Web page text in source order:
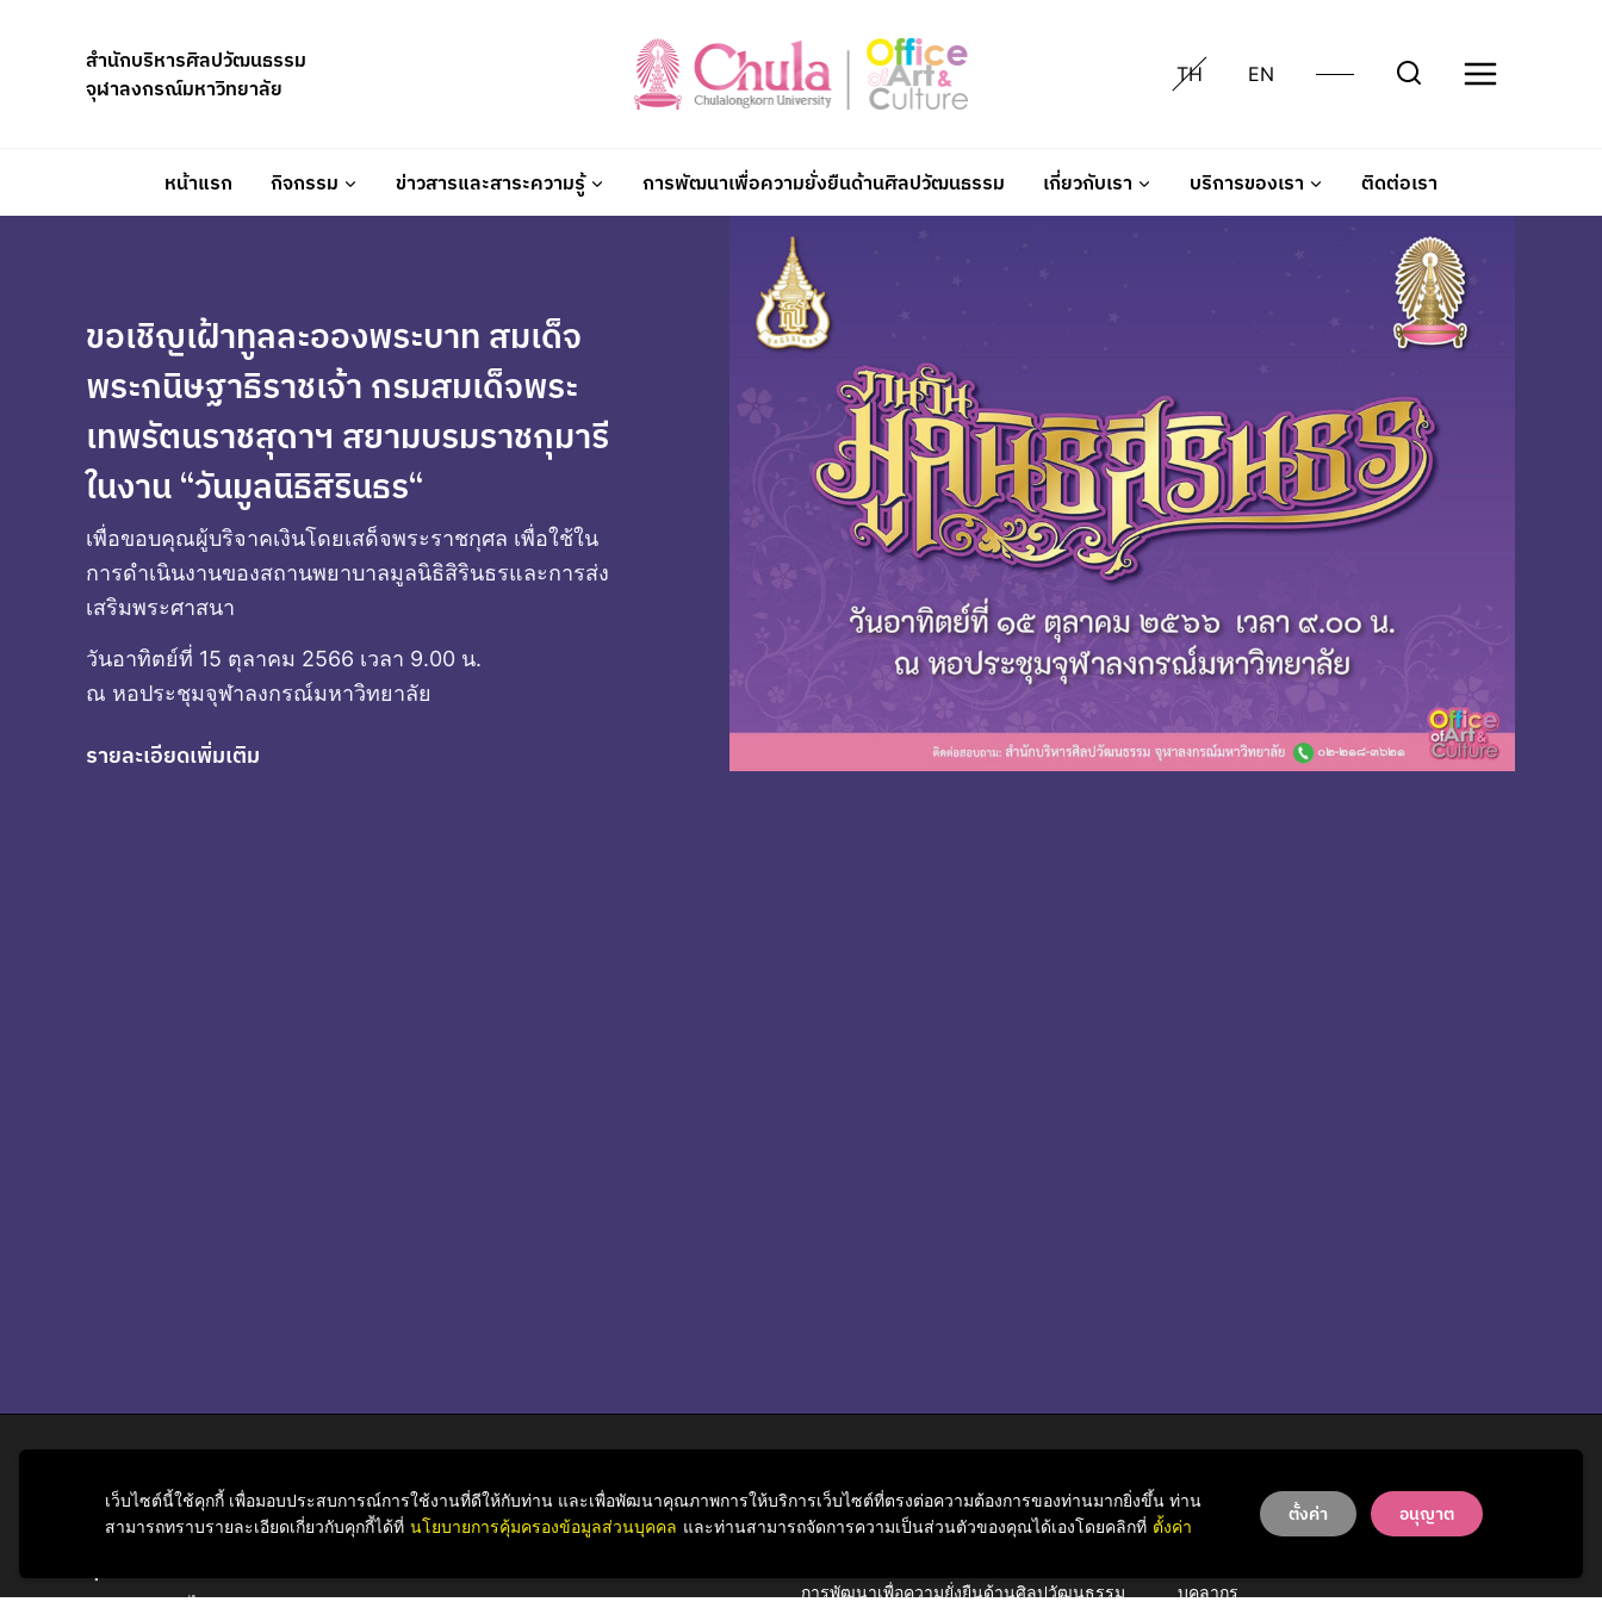
สำนักบริหารศิลปวัฒนธรรม
จุฬาลงกรณ์มหาวิทยาลัย
TH EN
หน้าแรก กิจกรรม ข่าวสารและสาระความรู้ การพัฒนาเพื่อความยั่งยืนด้านศิลปวัฒนธรรม เกี่ยวกับเรา บริการของเรา ติดต่อเรา
ขอเชิญเฝ้าทูลละอองพระบาท สมเด็จ
พระกนิษฐาธิราชเจ้า กรมสมเด็จพระ
เทพรัตนราชสุดาฯ สยามบรมราชกุมารี
ในงาน “วันมูลนิธิสิรินธร“
เพื่อขอบคุณผู้บริจาคเงินโดยเสด็จพระราชกุศล เพื่อใช้ใน
การดำเนินงานของสถานพยาบาลมูลนิธิสิรินธรและการส่ง
เสริมพระศาสนา
วันอาทิตย์ที่ 15 ตุลาคม 2566 เวลา 9.00 น.
ณ หอประชุมจุฬาลงกรณ์มหาวิทยาลัย
รายละเอียดเพิ่มเติม
สำนักบริหารศิลปวัฒนธรรม
กิจกรรม
การพัฒนาเพื่อความยั่งยืนด้านศิลปวัฒนธรรม
รู้จักสำนักฯ
บุคลากร
เว็บไซต์นี้ใช้คุกกี้ เพื่อมอบประสบการณ์การใช้งานที่ดีให้กับท่าน และเพื่อพัฒนาคุณภาพการให้บริการเว็บไซต์ที่ตรงต่อความต้องการของท่านมากยิ่งขึ้น ท่าน
สามารถทราบรายละเอียดเกี่ยวกับคุกกี้ได้ที่ นโยบายการคุ้มครองข้อมูลส่วนบุคคล และท่านสามารถจัดการความเป็นส่วนตัวของคุณได้เองโดยคลิกที่ ตั้งค่า
ตั้งค่า อนุญาต